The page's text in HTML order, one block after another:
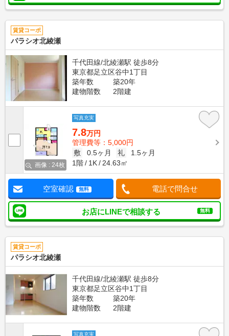
賃貸コーポ
パラシオ北綾瀬
千代田線/北綾瀬駅 徒歩8分
東京都足立区谷中1丁目
築年数
築20年
建物階数
2階建
画像 : 24枚
写真充実
7.8万円
管理費等：5,000円
敷
0.5ヶ月 礼
1.5ヶ月
1階
1K 24.63㎡
空室確認 無料 電話で問合せ
お店にLINEで相談する 無料
賃貸コーポ
パラシオ北綾瀬
千代田線/北綾瀬駅 徒歩8分
東京都足立区谷中1丁目
築年数
築20年
建物階数
2階建
写真充実